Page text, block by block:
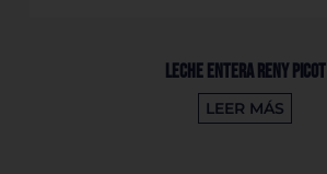
Leche Entera Reny Picot
LEER MÁS